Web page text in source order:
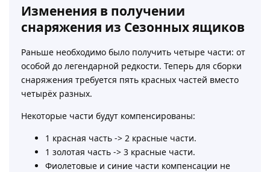
Изменения в получении
снаряжения из Сезонных ящиков
Раньше необходимо было получить четыре части: от
особой до легендарной редкости. Теперь для сборки
снаряжения требуется пять красных частей вместо
четырёх разных.
Некоторые части будут компенсированы:
1 красная часть -> 2 красные части.
1 золотая часть -> 3 красные части.
Фиолетовые и синие части компенсации не